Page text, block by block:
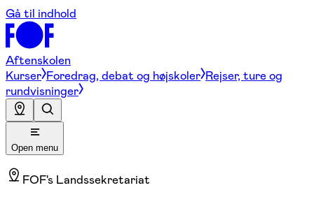
Gå til indhold
Aftenskolen
Kurser Foredrag, debat og højskoler Rejser, ture og
rundvisninger
Open menu
FOF's Landssekretariat